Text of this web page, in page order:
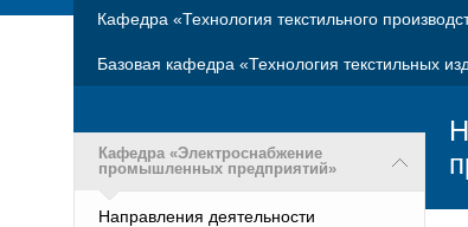
Кафедра «Технология текстильного
Базовая кафедра «Технология текстильных
Кафедра «Электроснабжение
промышленных предприятий»
Направления деятельности